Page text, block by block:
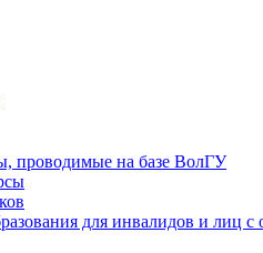
проводимые на базе ВолГУ
для инвалидов и лиц